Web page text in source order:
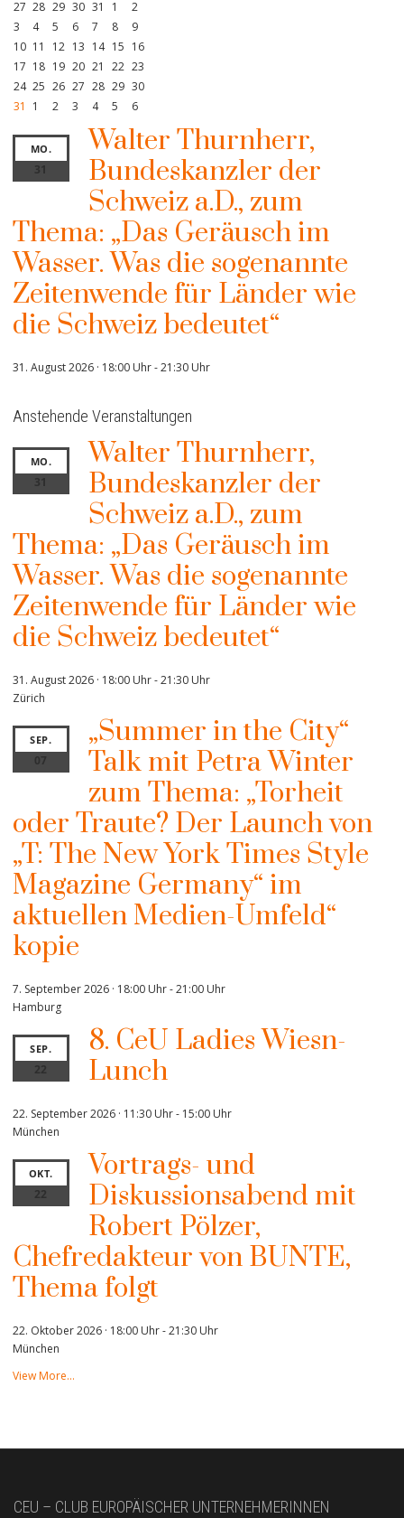
27 28 29 30 31 1
2
3
4 5 6 7 8
9
10 11 12 13 14 15 16
17 18 19 20 21 22 23
24 25 26 27 28 29 30
31
1 2 3 4 5 6
MO.
31
Walter Thurnherr,
Bundeskanzler der
Schweiz a.D., zum
Thema: „Das Geräusch im
Wasser. Was die sogenannte
Zeitenwende für Länder wie
die Schweiz bedeutet“
31. August 2026 · 18:00 Uhr-21:30 Uhr
Anstehende Veranstaltungen
MO.
31
Walter Thurnherr,
Bundeskanzler der
Schweiz a.D., zum
Thema: „Das Geräusch im
Wasser. Was die sogenannte
Zeitenwende für Länder wie
die Schweiz bedeutet“
31. August 2026 · 18:00 Uhr-21:30 Uhr
Zürich
SEP.
07
„Summer in the City“
Talk mit Petra Winter
zum Thema: „Torheit
oder Traute? Der Launch von
„T: The New York Times Style
Magazine Germany“ im
aktuellen Medien-Umfeld“
kopie
7. September 2026 · 18:00 Uhr-21:00 Uhr
Hamburg
SEP.
22
8. CeU Ladies Wiesn-
Lunch
22. September 2026 · 11:30 Uhr- 15:00 Uhr
München
OKT.
22
Vortrags- und
Diskussionsabend mit
Robert Pölzer,
Chefredakteur von BUNTE,
Thema folgt
22. Oktober 2026 · 18:00 Uhr-21:30 Uhr
München
View More…
CEU – CLUB EUROPÄISCHER UNTERNEHMERINNEN